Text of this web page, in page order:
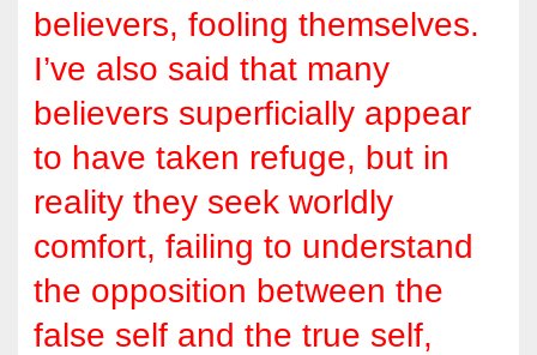
believers, fooling themselves.
I’ve also said that many
believers superficially appear
to have taken refuge, but in
reality they seek worldly
comfort, failing to understand
the opposition between the
false self and the true self,